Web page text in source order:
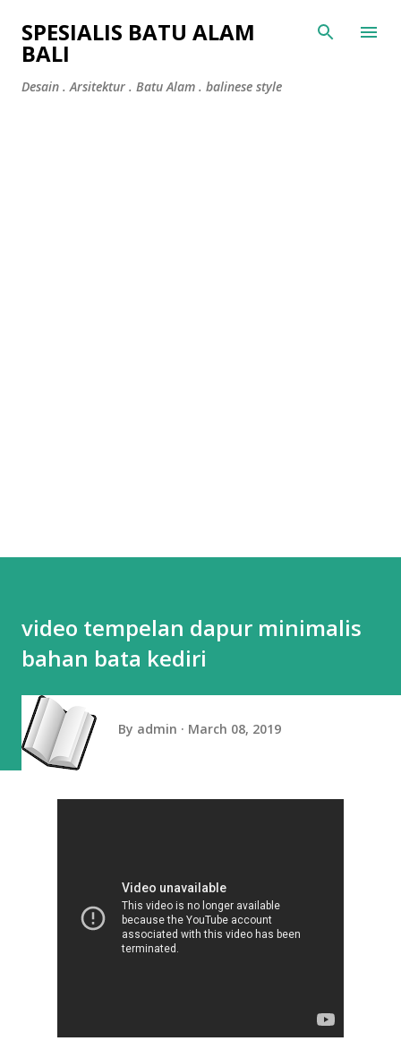
Skip to main content
SPESIALIS BATU ALAM
BALI
Desain . Arsitektur . Batu Alam . balinese style
video tempelan dapur minimalis
bahan bata kediri
By admin March 08, 2019